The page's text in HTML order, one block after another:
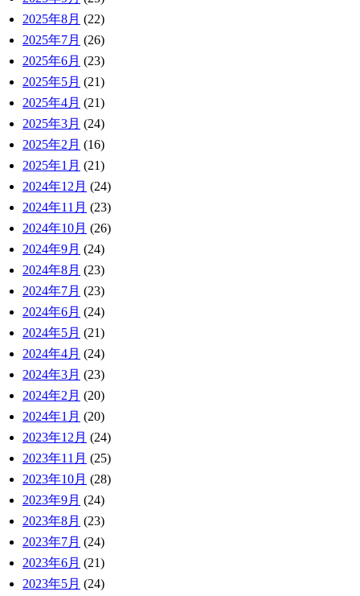
2025年8月 (22)
2025年7月 (26)
2025年6月 (23)
2025年5月 (21)
2025年4月 (21)
2025年3月 (24)
2025年2月 (16)
2025年1月 (21)
2024年12月 (24)
2024年11月 (23)
2024年10月 (26)
2024年9月 (24)
2024年8月 (23)
2024年7月 (23)
2024年6月 (24)
2024年5月 (21)
2024年4月 (24)
2024年3月 (23)
2024年2月 (20)
2024年1月 (20)
2023年12月 (24)
2023年11月 (25)
2023年10月 (28)
2023年9月 (24)
2023年8月 (23)
2023年7月 (24)
2023年6月 (21)
2023年5月 (24)